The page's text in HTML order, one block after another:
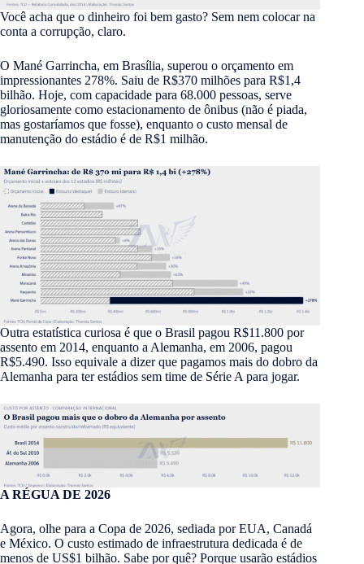
Você acha que o dinheiro foi bem gasto? Sem nem colocar na
conta a corrupção, claro.
O Mané Garrincha, em Brasília, superou o orçamento em
impressionantes 278%. Saiu de R$370 milhões para R$1,4
bilhão. Hoje, com capacidade para 68.000 pessoas, serve
gloriosamente como estacionamento de ônibus (não é piada,
mas gostaríamos que fosse), enquanto o custo mensal de
manutenção do estádio é de R$1 milhão.
Outra estatística curiosa é que o Brasil pagou R$11.800 por
assento em 2014, enquanto a Alemanha, em 2006, pagou
R$5.490. Isso equivale a dizer que pagamos mais do dobro da
Alemanha para ter estádios sem time de Série A para jogar.
A RÉGUA DE 2026
Agora, olhe para a Copa de 2026, sediada por EUA, Canadá
e México. O custo estimado de infraestrutura dedicada é de
menos de US$1 bilhão. Sabe por quê? Porque usarão estádios